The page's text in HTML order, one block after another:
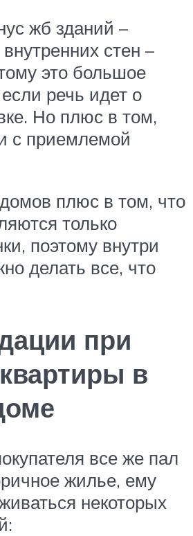
жб зданий –
стен –
это большое
речь идет о
Но плюс в том,
с приемлемой
плюс в том, что
только
поэтому внутри
делать все, что
при
в
все же пал
жилье, ему
некоторых